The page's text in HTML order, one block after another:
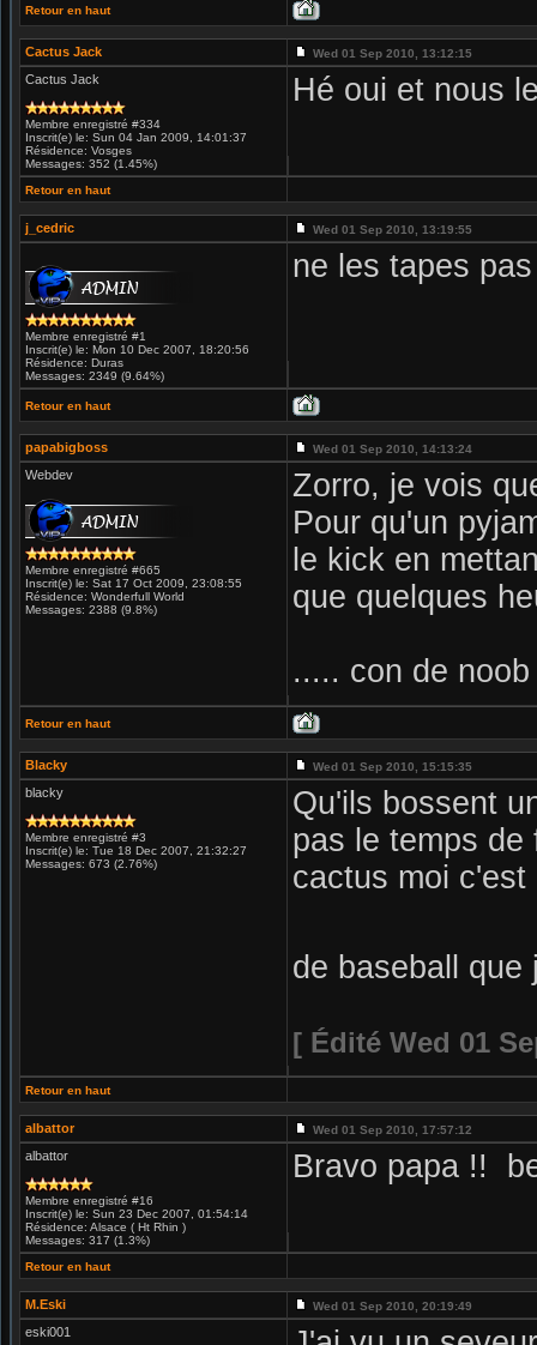
Retour en haut
Cactus Jack Wed 01 Sep 2010, 13:12:15
Cactus Jack
Membre enregistré #334
Inscrit(e) le: Sun 04 Jan 2009, 14:01:37
Résidence: Vosges
Messages: 352 (1.45%)
Hé oui et nous
Retour en haut
j_cedric Wed 01 Sep 2010, 13:19:55
Membre enregistré #1
Inscrit(e) le: Mon 10 Dec 2007, 18:20:56
Résidence: Duras
Messages: 2349 (9.64%)
ne les tapes
Retour en haut
papabigboss Wed 01 Sep 2010, 14:13:24
Webdev
Membre enregistré #665
Inscrit(e) le: Sat 17 Oct 2009, 23:08:55
Résidence: Wonderfull World
Messages: 2388 (9.8%)
Zorro, je vois
Pour qu'un
le kick en
que quelques
..... con de
Retour en haut
Blacky Wed 01 Sep 2010, 15:15:35
blacky
Membre enregistré #3
Inscrit(e) le: Tue 18 Dec 2007, 21:32:27
Messages: 673 (2.76%)
Qu'ils bossent
pas le temps
cactus moi
de baseball
[ Édité Wed 01
Retour en haut
albattor Wed 01 Sep 2010, 17:57:12
albattor
Membre enregistré #16
Inscrit(e) le: Sun 23 Dec 2007, 01:54:14
Résidence: Alsace ( Ht Rhin )
Messages: 317 (1.3%)
Bravo papa !!
Retour en haut
M.Eski Wed 01 Sep 2010, 20:19:49
eski001